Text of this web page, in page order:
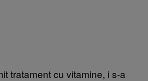
tratament cu vitamine, i s-a